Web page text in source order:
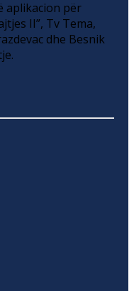
aplikacion për
II”, Tv Tema,
dhe Besnik